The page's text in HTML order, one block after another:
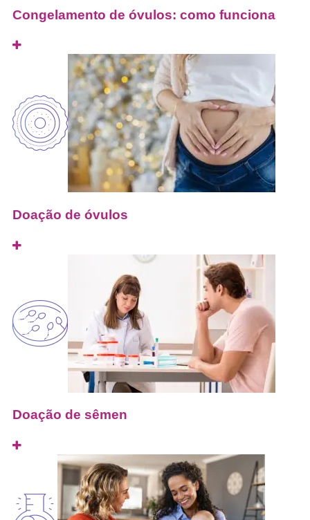
Congelamento de óvulos: como funciona
Doação de óvulos
Doação de sêmen